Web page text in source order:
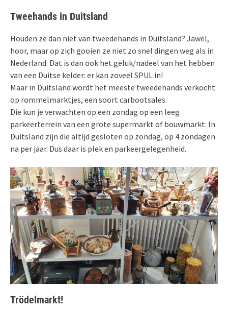
Tweehands in Duitsland
Houden ze dan niet van tweedehands in Duitsland? Jawel,
hoor, maar op zich gooien ze niet zo snel dingen weg als in
Nederland. Dat is dan ook het geluk/nadeel van het hebben
van een Duitse kelder: er kan zoveel SPUL in!
Maar in Duitsland wordt het meeste tweedehands verkocht
op rommelmarktjes, een soort carbootsales.
Die kun je verwachten op een zondag op een leeg
parkeerterrein van een grote supermarkt of bouwmarkt. In
Duitsland zijn die altijd gesloten op zondag, op 4 zondagen
na per jaar. Dus daar is plek en parkeergelegenheid.
Trödelmarkt!